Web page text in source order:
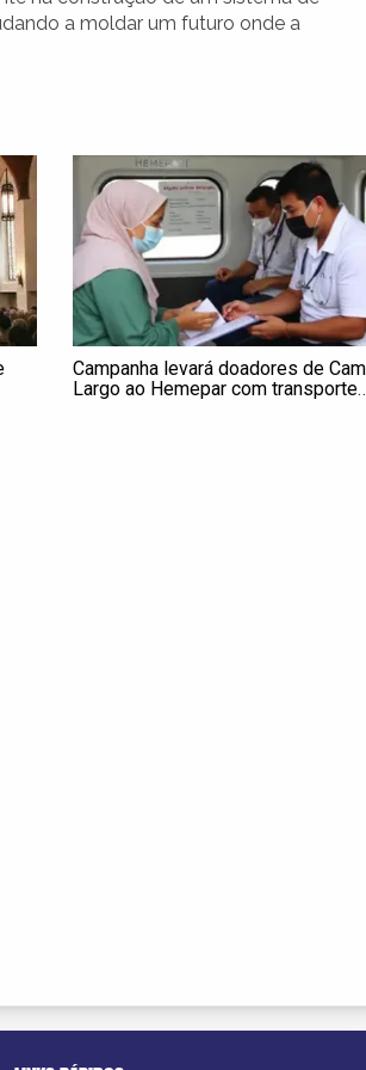
a moldar um futuro onde a
Campanha levará doadores de
Largo ao Hemepar com transporte